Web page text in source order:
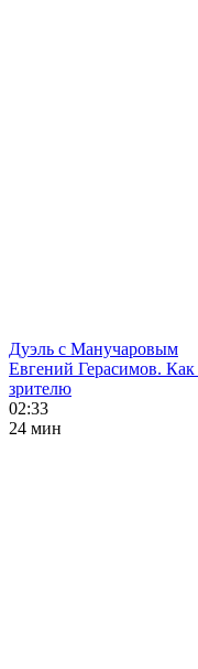
Дуэль с Манучаровым
Евгений Герасимов.
зрителю
02:33
24 мин